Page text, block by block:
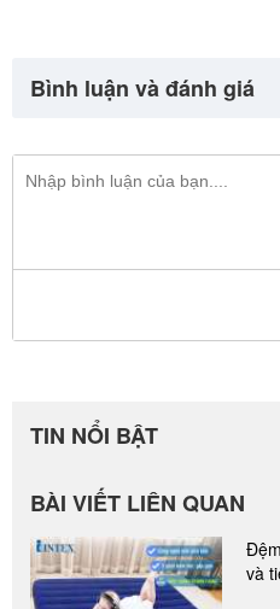
Bình luận và đánh giá
TIN NỔI BẬT
BÀI VIẾT LIÊN QUAN
và